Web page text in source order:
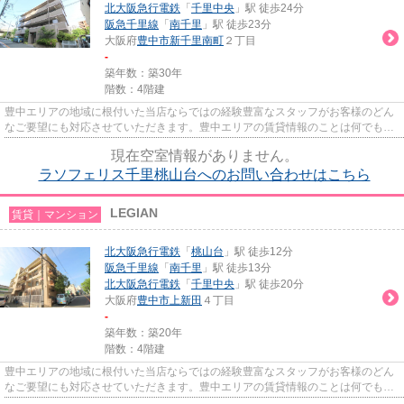
北大阪急行電鉄 「 千里中央 」駅 徒歩24分
阪急千里線 「 南千里 」駅 徒歩23分
大阪府豊中市新千里南町 ２丁目
-
築年数：築30年
階数：4階建
豊中エリアの地域に根付いた当店ならではの経験豊富なスタッフがお客様のどん
なご要望にも対応させていただきます。豊中エリアの賃貸情報のことは何でもお
現在空室情報がありません。
ラソフェリス千里桃山台へのお問い合わせはこちら
賃貸｜マンション LEGIAN
北大阪急行電鉄 「 桃山台 」駅 徒歩12分
阪急千里線 「 南千里 」駅 徒歩13分
北大阪急行電鉄 「 千里中央 」駅 徒歩20分
大阪府豊中市上新田 ４丁目
-
築年数：築20年
階数：4階建
豊中エリアの地域に根付いた当店ならではの経験豊富なスタッフがお客様のどん
なご要望にも対応させていただきます。豊中エリアの賃貸情報のことは何でもお